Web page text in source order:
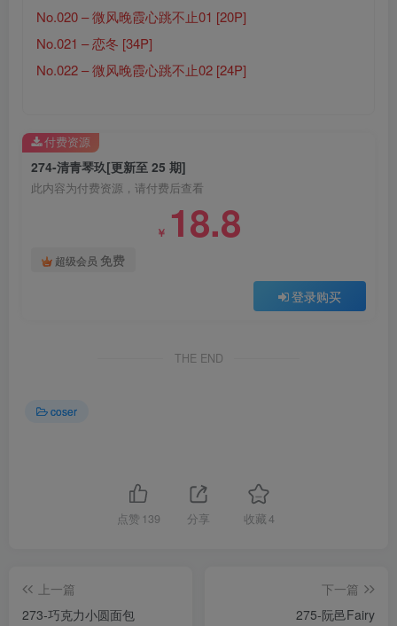
No.020 – 微风晚霞心跳不止01 [20P]
No.021 – 恋冬 [34P]
No.022 – 微风晚霞心跳不止02 [24P]
274-清青琴玖[更新至 25 期]
此内容为付费资源，请付费后查看
￥ 18.8
超级会员 免费
登录购买
付费资源
THE END
coser
点赞 139 分享 收藏4
上一篇
273-巧克力小圆面包
下一篇
275-阮邑Fairy